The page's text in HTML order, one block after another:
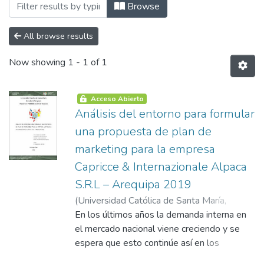
Browse
All browse results
Now showing 1 - 1 of 1
Acceso Abierto
Análisis del entorno para formular
una propuesta de plan de
marketing para la empresa
Capricce & Internazionale Alpaca
S.R.L – Arequipa 2019
(Universidad Católica de Santa María,
2019-10-22)Barriga García, María Del
Carmen
En los últimos años la demanda interna en
el mercado nacional viene creciendo y se
espera que esto continúe así en los